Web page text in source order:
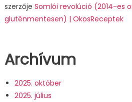
szerzője Somlói revolúció (2014-es
gluténmentesen) | OkosReceptek
Archívum
2025. október
2025. július